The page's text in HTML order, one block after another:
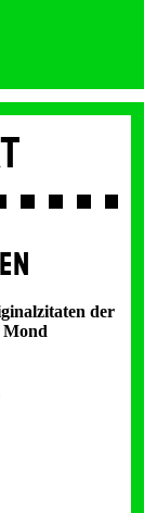
der
Mond